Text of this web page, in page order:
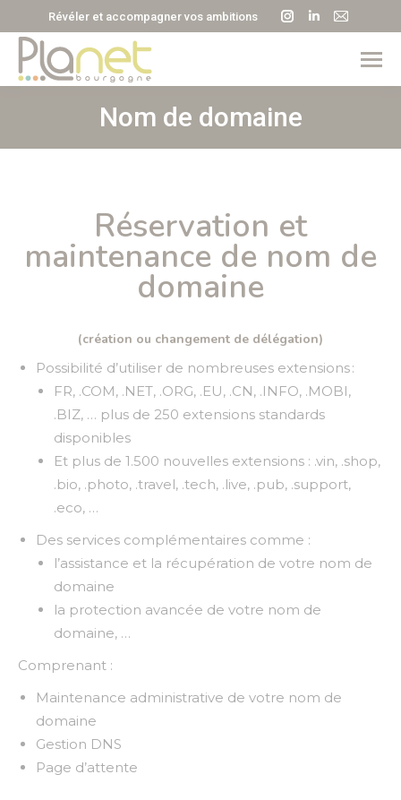
Révéler et accompagner vos ambitions
La
page
Instagram
s'ouvre
dans
une
nouvelle
La
page
LinkedIn
s'ouvre
nouvelle
La
page
E-
mail
une
Nom de domaine
Vous êtes ici :
Réservation et
maintenance de nom de
domaine
(création ou changement de délégation)
Possibilité d’utiliser de nombreuses extensions :
FR, .COM, .NET, .ORG, .EU, .CN, .INFO, .MOBI,
.BIZ, … plus de 250 extensions standards
disponibles
Et plus de 1.500 nouvelles extensions : .vin, .shop,
.bio, .photo, .travel, .tech, .live, .pub, .support,
.eco, …
Des services complémentaires comme :
l’assistance et la récupération de votre nom de
domaine
la protection avancée de votre nom de
domaine, …
Comprenant :
Maintenance administrative de votre nom de
domaine
Gestion DNS
Page d’attente